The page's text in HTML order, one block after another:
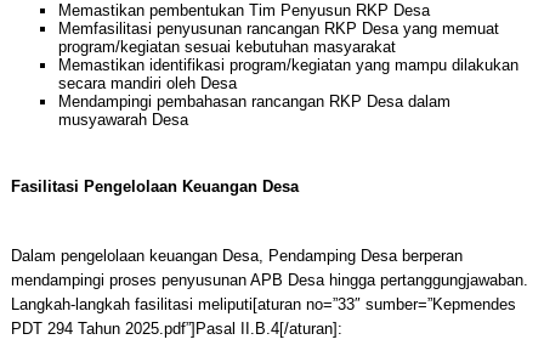
Memastikan pembentukan Tim Penyusun RKP Desa
Memfasilitasi penyusunan rancangan RKP Desa yang memuat
program/kegiatan sesuai kebutuhan masyarakat
Memastikan identifikasi program/kegiatan yang mampu dilakukan
secara mandiri oleh Desa
Mendampingi pembahasan rancangan RKP Desa dalam
musyawarah Desa
Fasilitasi Pengelolaan Keuangan Desa
Dalam pengelolaan keuangan Desa, Pendamping Desa berperan
mendampingi proses penyusunan APB Desa hingga pertanggungjawaban.
Langkah-langkah fasilitasi meliputi[aturan no=”33″ sumber=”Kepmendes
PDT 294 Tahun 2025.pdf”]Pasal II.B.4[/aturan]: